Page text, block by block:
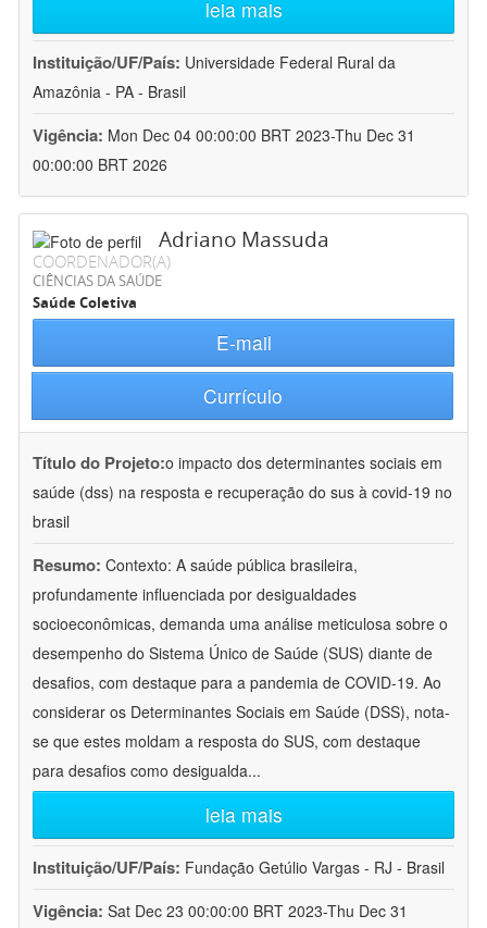
leia mais
Instituição/UF/País: Universidade Federal Rural da
Amazônia - PA - Brasil
Vigência: Mon Dec 04 00:00:00 BRT 2023-Thu Dec 31
00:00:00 BRT 2026
Adriano Massuda
COORDENADOR(A)
CIÊNCIAS DA SAÚDE
Saúde Coletiva
E-mail
Currículo
Título do Projeto:o impacto dos determinantes sociais em
saúde (dss) na resposta e recuperação do sus à covid-19 no
brasil
Resumo: Contexto: A saúde pública brasileira,
profundamente influenciada por desigualdades
socioeconômicas, demanda uma análise meticulosa sobre o
desempenho do Sistema Único de Saúde (SUS) diante de
desafios, com destaque para a pandemia de COVID-19. Ao
considerar os Determinantes Sociais em Saúde (DSS), nota-
se que estes moldam a resposta do SUS, com destaque
para desafios como desigualda...
leia mais
Instituição/UF/País: Fundação Getúlio Vargas - RJ - Brasil
Vigência: Sat Dec 23 00:00:00 BRT 2023-Thu Dec 31